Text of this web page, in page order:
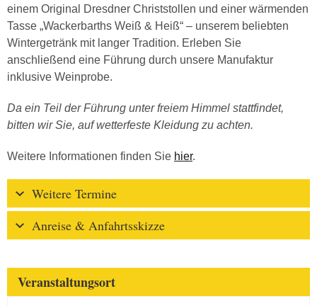
einem Original Dresdner Christstollen und einer wärmenden
Tasse „Wackerbarths Weiß & Heiß“ – unserem beliebten
Wintergetränk mit langer Tradition. Erleben Sie
anschließend eine Führung durch unsere Manufaktur
inklusive Weinprobe.
Da ein Teil der Führung unter freiem Himmel stattfindet,
bitten wir Sie, auf wetterfeste Kleidung zu achten.
Weitere Informationen finden Sie hier.
Weitere Termine
Anreise & Anfahrtsskizze
Veranstaltungsort